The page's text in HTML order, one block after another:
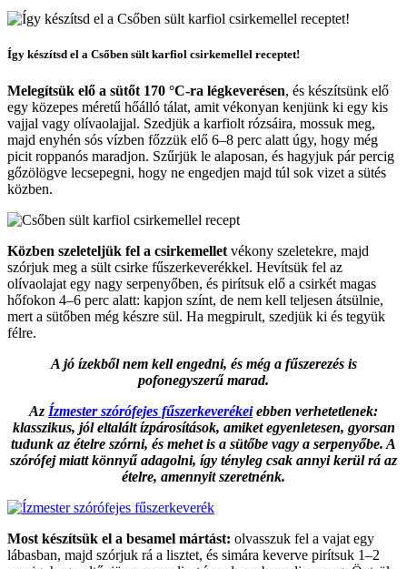
Így készítsd el a Csőben sült karfiol csirkemellel receptet!
Melegítsük elő a sütőt 170 °C-ra légkeverésen, és készítsünk elő
egy közepes méretű hőálló tálat, amit vékonyan kenjünk ki egy kis
vajjal vagy olívaolajjal. Szedjük a karfiolt rózsáira, mossuk meg,
majd enyhén sós vízben főzzük elő 6–8 perc alatt úgy, hogy még
picit roppanós maradjon. Szűrjük le alaposan, és hagyjuk pár percig
gőzölögve lecsepegni, hogy ne engedjen majd túl sok vizet a sütés
közben.
Közben szeleteljük fel a csirkemellet vékony szeletekre, majd
szórjuk meg a sült csirke fűszerkeverékkel. Hevítsük fel az
olívaolajat egy nagy serpenyőben, és pirítsuk elő a csirkét magas
hőfokon 4–6 perc alatt: kapjon színt, de nem kell teljesen átsülnie,
mert a sütőben még készre sül. Ha megpirult, szedjük ki és tegyük
félre.
A jó ízekből nem kell engedni, és még a fűszerezés is
pofonegyszerű marad.
Az Ízmester szórófejes fűszerkeverékeiebben verhetetlenek:
klasszikus, jól eltalált ízpárosítások, amiket egyenletesen, gyorsan
tudunk az ételre szórni, és mehet is a sütőbe vagy a serpenyőbe. A
szórófej miatt könnyű adagolni, így tényleg csak annyi kerül rá az
ételre, amennyit szeretnénk.
Most készítsük el a besamel mártást: olvasszuk fel a vajat egy
lábasban, majd szórjuk rá a lisztet, és simára keverve pirítsuk 1–2